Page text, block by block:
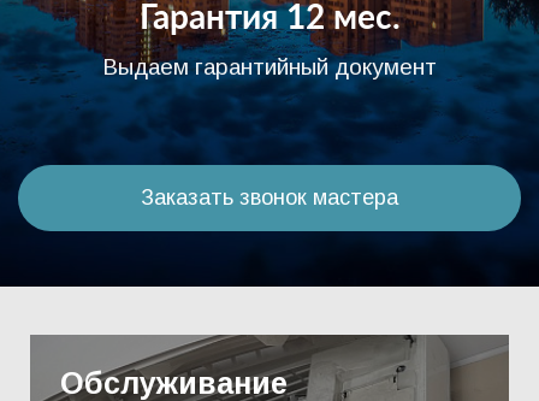
Гарантия 12 мес.
Выдаем гарантийный документ
Заказать звонок мастера
Обслуживание